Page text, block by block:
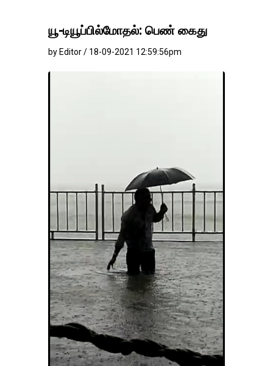
யூ-டியூப்பில்மோதல்: பெண் கைது
by Editor / 18-09-2021 12:59:56pm